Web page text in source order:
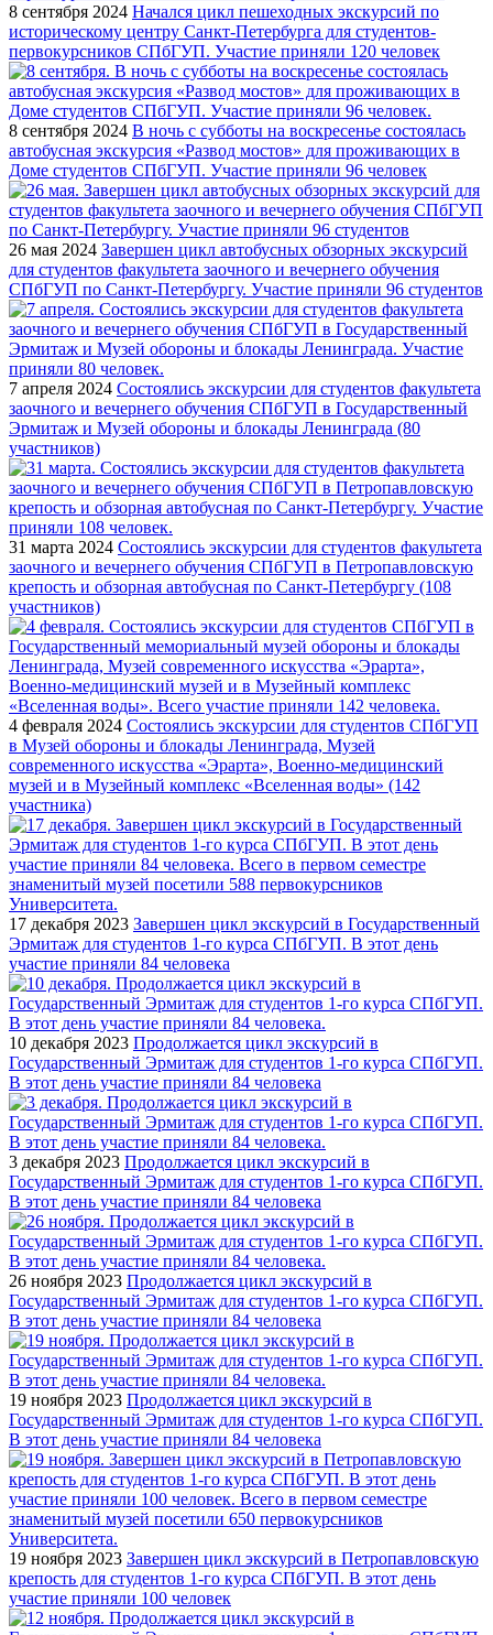
8 сентября 2024 Начался цикл пешеходных экскурсий по
историческому центру Санкт-Петербурга для студентов-
первокурсников СПбГУП. Участие приняли 120 человек
8 сентября 2024 В ночь с субботы на воскресенье состоялась
автобусная экскурсия «Развод мостов» для проживающих в
Доме студентов СПбГУП. Участие приняли 96 человек
26 мая 2024 Завершен цикл автобусных обзорных экскурсий
для студентов факультета заочного и вечернего обучения
СПбГУП по Санкт-Петербургу. Участие приняли 96 студентов
7 апреля 2024 Состоялись экскурсии для студентов факультета
заочного и вечернего обучения СПбГУП в Государственный
Эрмитаж и Музей обороны и блокады Ленинграда (80
участников)
31 марта 2024 Состоялись экскурсии для студентов факультета
заочного и вечернего обучения СПбГУП в Петропавловскую
крепость и обзорная автобусная по Санкт-Петербургу (108
участников)
4 февраля 2024 Состоялись экскурсии для студентов СПбГУП
в Музей обороны и блокады Ленинграда, Музей
современного искусства «Эрарта», Военно-медицинский
музей и в Музейный комплекс «Вселенная воды» (142
участника)
17 декабря 2023 Завершен цикл экскурсий в Государственный
Эрмитаж для студентов 1-го курса СПбГУП. В этот день
участие приняли 84 человека
10 декабря 2023 Продолжается цикл экскурсий в
Государственный Эрмитаж для студентов 1-го курса СПбГУП.
В этот день участие приняли 84 человека
3 декабря 2023 Продолжается цикл экскурсий в
Государственный Эрмитаж для студентов 1-го курса СПбГУП.
В этот день участие приняли 84 человека
26 ноября 2023 Продолжается цикл экскурсий в
Государственный Эрмитаж для студентов 1-го курса СПбГУП.
В этот день участие приняли 84 человека
19 ноября 2023 Продолжается цикл экскурсий в
Государственный Эрмитаж для студентов 1-го курса СПбГУП.
В этот день участие приняли 84 человека
19 ноября 2023 Завершен цикл экскурсий в Петропавловскую
крепость для студентов 1-го курса СПбГУП. В этот день
участие приняли 100 человек